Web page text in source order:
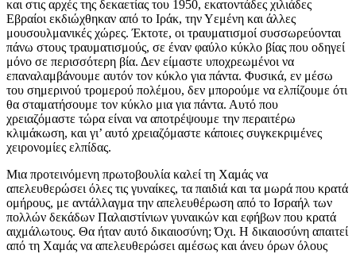
και στις αρχές της δεκαετίας του 1950, εκατοντάδες χιλιάδες
Εβραίοι εκδιώχθηκαν από το Ιράκ, την Υεμένη και άλλες
μουσουλμανικές χώρες. Έκτοτε, οι τραυματισμοί συσσωρεύονται
πάνω στους τραυματισμούς, σε έναν φαύλο κύκλο βίας που οδηγεί
μόνο σε περισσότερη βία. Δεν είμαστε υποχρεωμένοι να
επαναλαμβάνουμε αυτόν τον κύκλο για πάντα. Φυσικά, εν μέσω
του σημερινού τρομερού πολέμου, δεν μπορούμε να ελπίζουμε ότι
θα σταματήσουμε τον κύκλο μια για πάντα. Αυτό που
χρειαζόμαστε τώρα είναι να αποτρέψουμε την περαιτέρω
κλιμάκωση, και γι’ αυτό χρειαζόμαστε κάποιες συγκεκριμένες
χειρονομίες ελπίδας.
Μια προτεινόμενη πρωτοβουλία καλεί τη Χαμάς να
απελευθερώσει όλες τις γυναίκες, τα παιδιά και τα μωρά που κρατά
ομήρους, με αντάλλαγμα την απελευθέρωση από το Ισραήλ των
πολλών δεκάδων Παλαιστίνιων γυναικών και εφήβων που κρατά
αιχμάλωτους. Θα ήταν αυτό δικαιοσύνη; Όχι. Η δικαιοσύνη απαιτεί
από τη Χαμάς να απελευθερώσει αμέσως και άνευ όρων όλους